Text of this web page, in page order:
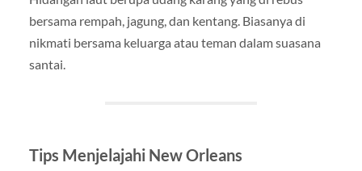
bersama rempah, jagung, dan kentang. Biasanya di
nikmati bersama keluarga atau teman dalam suasana
santai.
Tips Menjelajahi New Orleans